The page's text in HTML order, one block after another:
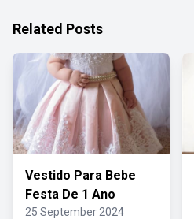
Related Posts
Vestido Para Bebe
Festa De 1 Ano
25 September 2024